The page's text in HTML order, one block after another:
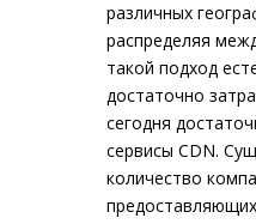
различных
распределяя
такой подход
достаточно
сегодня
сервисы CDN.
количество